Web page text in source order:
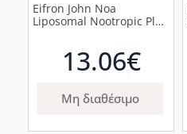
Eifron John Noa
Liposomal Nootropic Plus
κάψουλες13.06€
Μη διαθέσιμο